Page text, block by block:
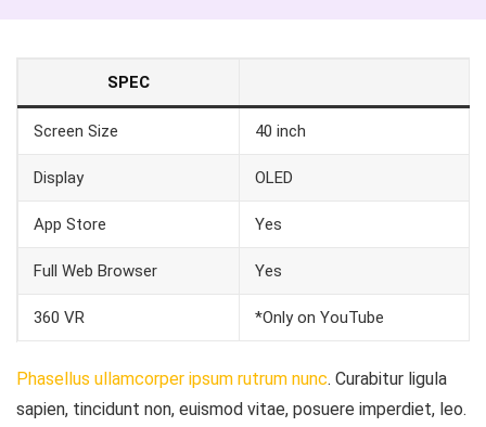
SPEC
Screen Size 40 inch
Display OLED
App Store Yes
Full Web Browser Yes
360 VR *Only on YouTube
Phasellus ullamcorper ipsum rutrum nunc. Curabitur ligula
sapien, tincidunt non, euismod vitae, posuere imperdiet, leo.